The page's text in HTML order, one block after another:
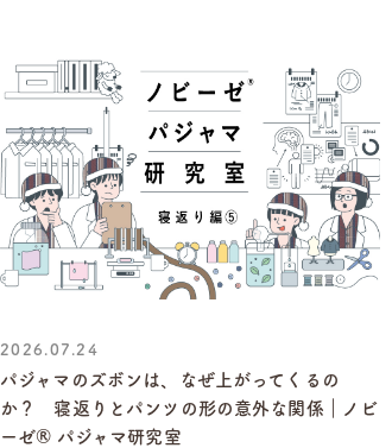
2026.07.24
パジャマのズボンは、なぜ上がってくるの
か？ 寝返りとパンツの形の意外な関係｜ノビ
ーゼ® パジャマ研究室